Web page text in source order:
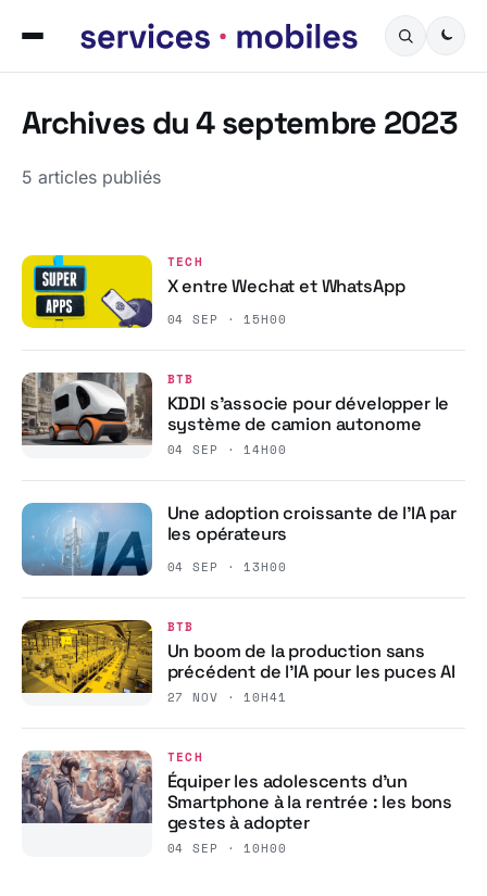
Archives du 4 septembre 2023
5 articles publiés
TECH
X entre Wechat et WhatsApp
04 SEP · 15H00
BTB
KDDI s’associe pour développer le
système de camion autonome
04 SEP · 14H00
Une adoption croissante de l’IA par
les opérateurs
04 SEP · 13H00
BTB
Un boom de la production sans
précédent de l’IA pour les puces AI
27 NOV · 10H41
TECH
Équiper les adolescents d’un
Smartphone à la rentrée : les bons
gestes à adopter
04 SEP · 10H00